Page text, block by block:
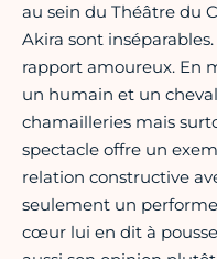
au sein du Théâtre du
Akira sont
rapport amoureux. En
un humain et un
chamailleries mais
spectacle offre un
relation constructive
seulement un
cœur lui en dit à